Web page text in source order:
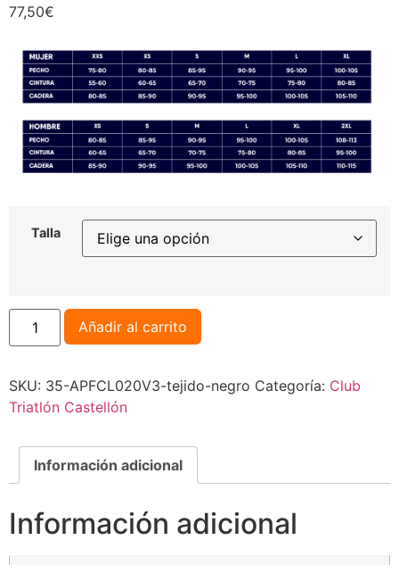
77,50€
Talla
Añadir al carrito
SKU: 35-APFCL020V3-tejido-negro Categoría: Club
Triatlón Castellón
Información adicional
Información adicional